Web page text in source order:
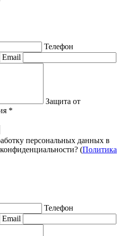
Телефон
Email
Защита от
*
персональных данных в
(Политика
Телефон
Email